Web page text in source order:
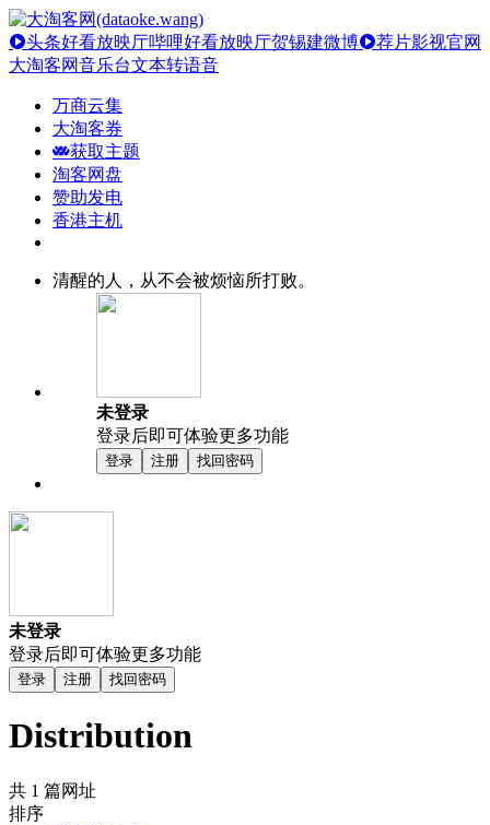
头条好看放映厅哔哩好看放映厅贺锡建微博
荐片影视官网
大淘客网音乐台文本转语音
万商云集
大淘客券
获取主题
淘客网盘
赞助发电
香港主机
清醒的人，从不会被烦恼所打败。
未登录
登录后即可体验更多功能
登录 注册 找回密码
未登录
登录后即可体验更多功能
登录 注册 找回密码
Distribution
共 1 篇网址
排序